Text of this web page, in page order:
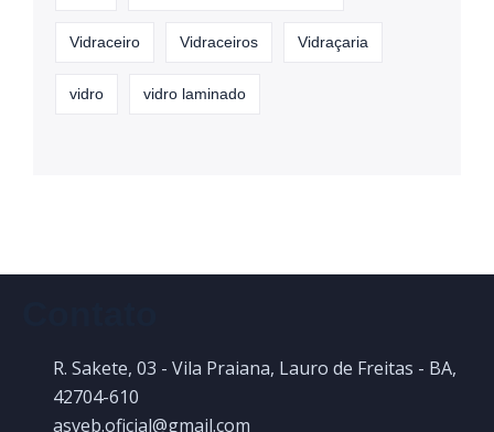
Vidraceiro Vidraceiros Vidraçaria
vidro vidro laminado
R. Sakete, 03 - Vila Praiana, Lauro de Freitas - BA,
42704-610
asveb.oficial@gmail.com